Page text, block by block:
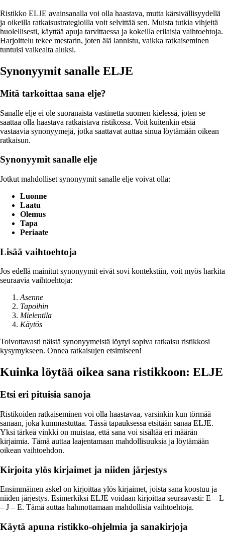
Ristikko ELJE avainsanalla voi olla haastava, mutta kärsivällisyydellä
ja oikeilla ratkaisustrategioilla voit selvittää sen. Muista tutkia vihjeitä
huolellisesti, käyttää apuja tarvittaessa ja kokeilla erilaisia vaihtoehtoja.
Harjoittelu tekee mestarin, joten älä lannistu, vaikka ratkaiseminen
tuntuisi vaikealta aluksi.
Synonyymit sanalle ELJE
Mitä tarkoittaa sana elje?
Sanalle elje ei ole suoranaista vastinetta suomen kielessä, joten se
saattaa olla haastava ratkaistava ristikossa. Voit kuitenkin etsiä
vastaavia synonyymejä, jotka saattavat auttaa sinua löytämään oikean
ratkaisun.
Synonyymit sanalle elje
Jotkut mahdolliset synonyymit sanalle elje voivat olla:
Luonne
Laatu
Olemus
Tapa
Periaate
Lisää vaihtoehtoja
Jos edellä mainitut synonyymit eivät sovi kontekstiin, voit myös harkita
seuraavia vaihtoehtoja:
Asenne
Tapoihin
Mielentila
Käytös
Toivottavasti näistä synonyymeistä löytyi sopiva ratkaisu ristikkosi
kysymykseen. Onnea ratkaisujen etsimiseen!
Kuinka löytää oikea sana ristikkoon: ELJE
Etsi eri pituisia sanoja
Ristikoiden ratkaiseminen voi olla haastavaa, varsinkin kun törmää
sanaan, joka kummastuttaa. Tässä tapauksessa etsitään sanaa ELJE.
Yksi tärkeä vinkki on muistaa, että sana voi sisältää eri määrän
kirjaimia. Tämä auttaa laajentamaan mahdollisuuksia ja löytämään
oikean vaihtoehdon.
Kirjoita ylös kirjaimet ja niiden järjestys
Ensimmäinen askel on kirjoittaa ylös kirjaimet, joista sana koostuu ja
niiden järjestys. Esimerkiksi ELJE voidaan kirjoittaa seuraavasti: E – L
– J – E. Tämä auttaa hahmottamaan mahdollisia vaihtoehtoja.
Käytä apuna ristikko-ohjelmia ja sanakirjoja